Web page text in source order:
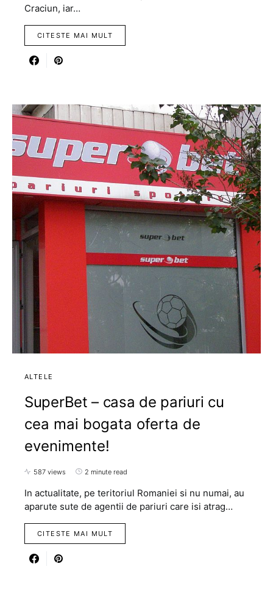
Craciun, iar…
CITESTE MAI MULT
ALTELE
SuperBet – casa de pariuri cu
cea mai bogata oferta de
evenimente!
587 views 2 minute read
In actualitate, pe teritoriul Romaniei si nu numai, au
aparute sute de agentii de pariuri care isi atrag…
CITESTE MAI MULT